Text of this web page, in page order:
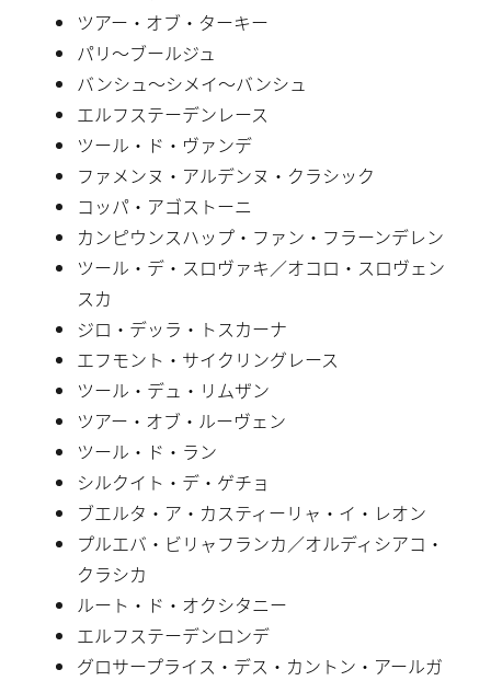
ツアー・オブ・ターキー
パリ〜ブールジュ
バンシュ〜シメイ〜バンシュ
エルフステーデンレース
ツール・ド・ヴァンデ
ファメンヌ・アルデンヌ・クラシック
コッパ・アゴストーニ
カンピウンスハップ・ファン・フラーンデレン
ツール・デ・スロヴァキ／オコロ・スロヴェン
スカ
ジロ・デッラ・トスカーナ
エフモント・サイクリングレース
ツール・デュ・リムザン
ツアー・オブ・ルーヴェン
ツール・ド・ラン
シルクイト・デ・ゲチョ
ブエルタ・ア・カスティーリャ・イ・レオン
プルエバ・ビリャフランカ／オルディシアコ・
クラシカ
ルート・ド・オクシタニー
エルフステーデンロンデ
グロサープライス・デス・カントン・アールガ